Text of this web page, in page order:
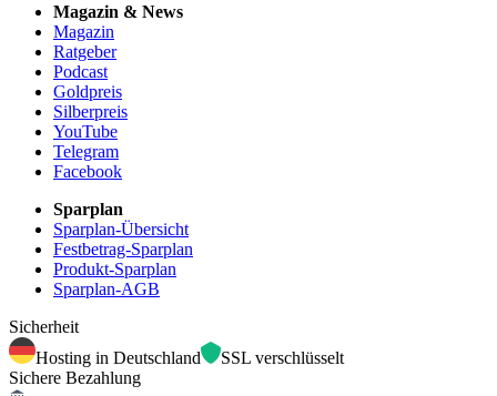
Magazin & News
Magazin
Ratgeber
Podcast
Goldpreis
Silberpreis
YouTube
Telegram
Facebook
Sparplan
Sparplan-Übersicht
Festbetrag-Sparplan
Produkt-Sparplan
Sparplan-AGB
Sicherheit
Hosting in Deutschland
SSL verschlüsselt
Sichere Bezahlung